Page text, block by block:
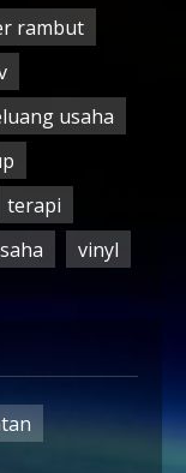
rambut
usaha
terapi
vinyl